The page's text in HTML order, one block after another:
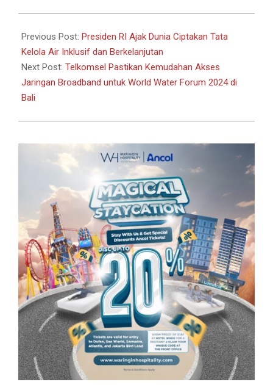
05-
22
Previous Post: Presiden RI Ajak Dunia Ciptakan Tata
Kelola Air Inklusif dan Berkelanjutan
Next Post: Telkomsel Pastikan Kemudahan Akses
Jaringan Broadband untuk World Water Forum 2024 di
Bali